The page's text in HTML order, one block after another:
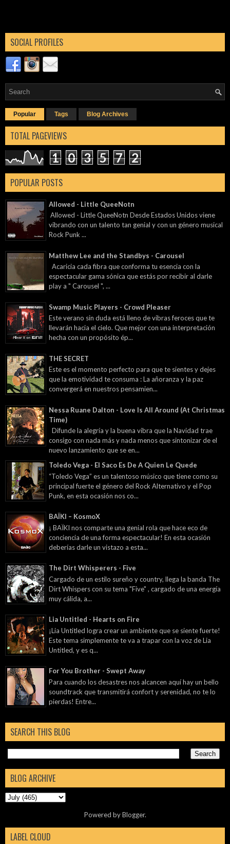
SOCIAL PROFILES
Popular Tags Blog Archives
TOTAL PAGEVIEWS
1 0 3 5 7 2
POPULAR POSTS
Allowed - Little QueeNotn
Allowed - Little QueeNotn Desde Estados Unidos viene
vibrando con un talento tan genial y con un género musical
Rock Punk ...
Matthew Lee and the Standbys - Carousel
Acaricia cada fibra que conforma tu esencia con la
espectacular gama sónica que estás por recibir al darle
play a " Carousel ", ...
Swamp Music Players - Crowd Pleaser
Este verano sin duda está lleno de vibras feroces que te
llevarán hacia el cielo. Que mejor con una interpretación
hecha con un propósito ép...
THE SECRET
Este es el momento perfecto para que te sientes y dejes
que la emotividad te consuma : La añoranza y la paz
convergerá en nuestros pensamien...
Nessa Ruane Dalton - Love Is All Around (At Christmas
Time)
Difunde la alegría y la buena vibra que la Navidad trae
consigo con nada más y nada menos que sintonizar de el
nuevo lanzamiento que se en...
Toledo Vega - El Saco Es De A Quien Le Quede
“Toledo Vega” es un talentoso músico que tiene como su
principal fuerte el género del Rock Alternativo y el Pop
Punk, en esta ocasión nos co...
BAÏKI – KosmoX
¡ BAÏKI nos comparte una genial rola que hace eco de
conciencia de una forma espectacular! En esta ocasión
deberías darle un vistazo a esta...
The Dirt Whisperers - Five
Cargado de un estilo sureño y country, llega la banda The
Dirt Whispers con su tema "Five" , cargado de una energía
muy cálida, a...
Lia Untitled - Hearts on Fire
¡Lia Untitled logra crear un ambiente que se siente fuerte!
Este tema simplemente te va a trapar con la voz de Lia
Untitled, y es q...
For You Brother - Swept Away
Para cuando los desastres nos alcancen aquí hay un bello
soundtrack que transmitirá confort y serenidad, no te lo
pierdas! Entre...
SEARCH THIS BLOG
BLOG ARCHIVE
Powered byBlogger.
LABEL CLOUD